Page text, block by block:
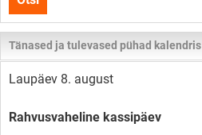
lehelt
Tänased ja tulevased pühad kalendris
Laupäev 8. august
Rahvusvaheline kassipäev